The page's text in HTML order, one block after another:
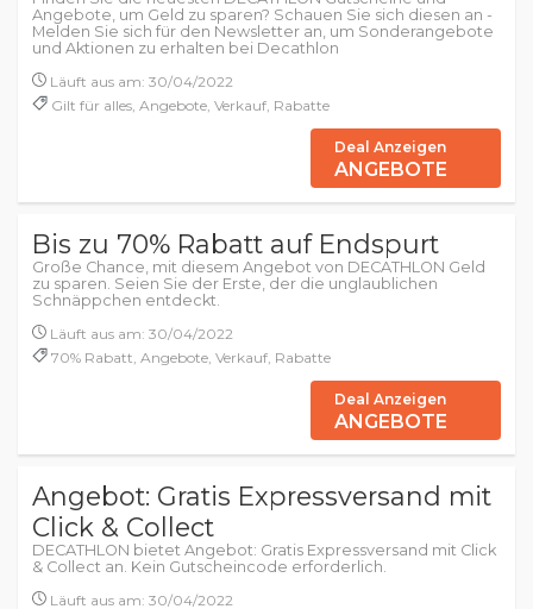
Angebote, um Geld zu sparen? Schauen Sie sich diesen an -
Melden Sie sich für den Newsletter an, um Sonderangebote
und Aktionen zu erhalten bei Decathlon
Läuft aus am: 30/04/2022
Gilt für alles, Angebote, Verkauf, Rabatte
Deal Anzeigen
ANGEBOTE
Bis zu 70% Rabatt auf Endspurt
Große Chance, mit diesem Angebot von DECATHLON Geld
zu sparen. Seien Sie der Erste, der die unglaublichen
Schnäppchen entdeckt.
Läuft aus am: 30/04/2022
70% Rabatt, Angebote, Verkauf, Rabatte
Deal Anzeigen
ANGEBOTE
Angebot: Gratis Expressversand mit
Click & Collect
DECATHLON bietet Angebot: Gratis Expressversand mit Click
& Collect an. Kein Gutscheincode erforderlich.
Läuft aus am: 30/04/2022